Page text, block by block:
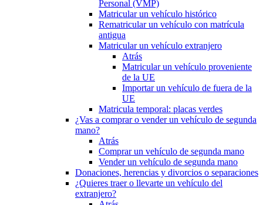
Personal (VMP)
Matricular un vehículo histórico
Rematricular un vehículo con matrícula
antigua
Matricular un vehículo extranjero
Atrás
Matricular un vehículo proveniente
de la UE
Importar un vehículo de fuera de la
UE
Matricula temporal: placas verdes
¿Vas a comprar o vender un vehículo de segunda
mano?
Atrás
Comprar un vehículo de segunda mano
Vender un vehículo de segunda mano
Donaciones, herencias y divorcios o separaciones
¿Quieres traer o llevarte un vehículo del
extranjero?